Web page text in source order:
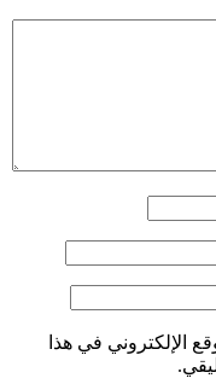
الإلكتروني في هذا